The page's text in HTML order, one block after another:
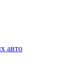
авто